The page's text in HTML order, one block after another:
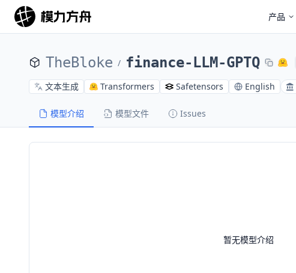
产品
TheBloke / finance-LLM-GPTQ
文本生成 Transformers Safetensors English
模型介绍 模型文件 Issues
暂无模型介绍